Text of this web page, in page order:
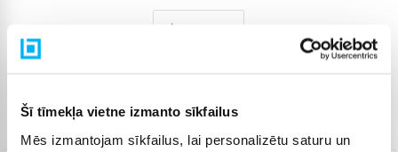
Šī tīmekļa vietne izmanto sīkfailus
Mēs izmantojam sīkfailus, lai personalizētu saturu un